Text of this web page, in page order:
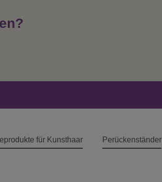
für Kunsthaar Perückenständer